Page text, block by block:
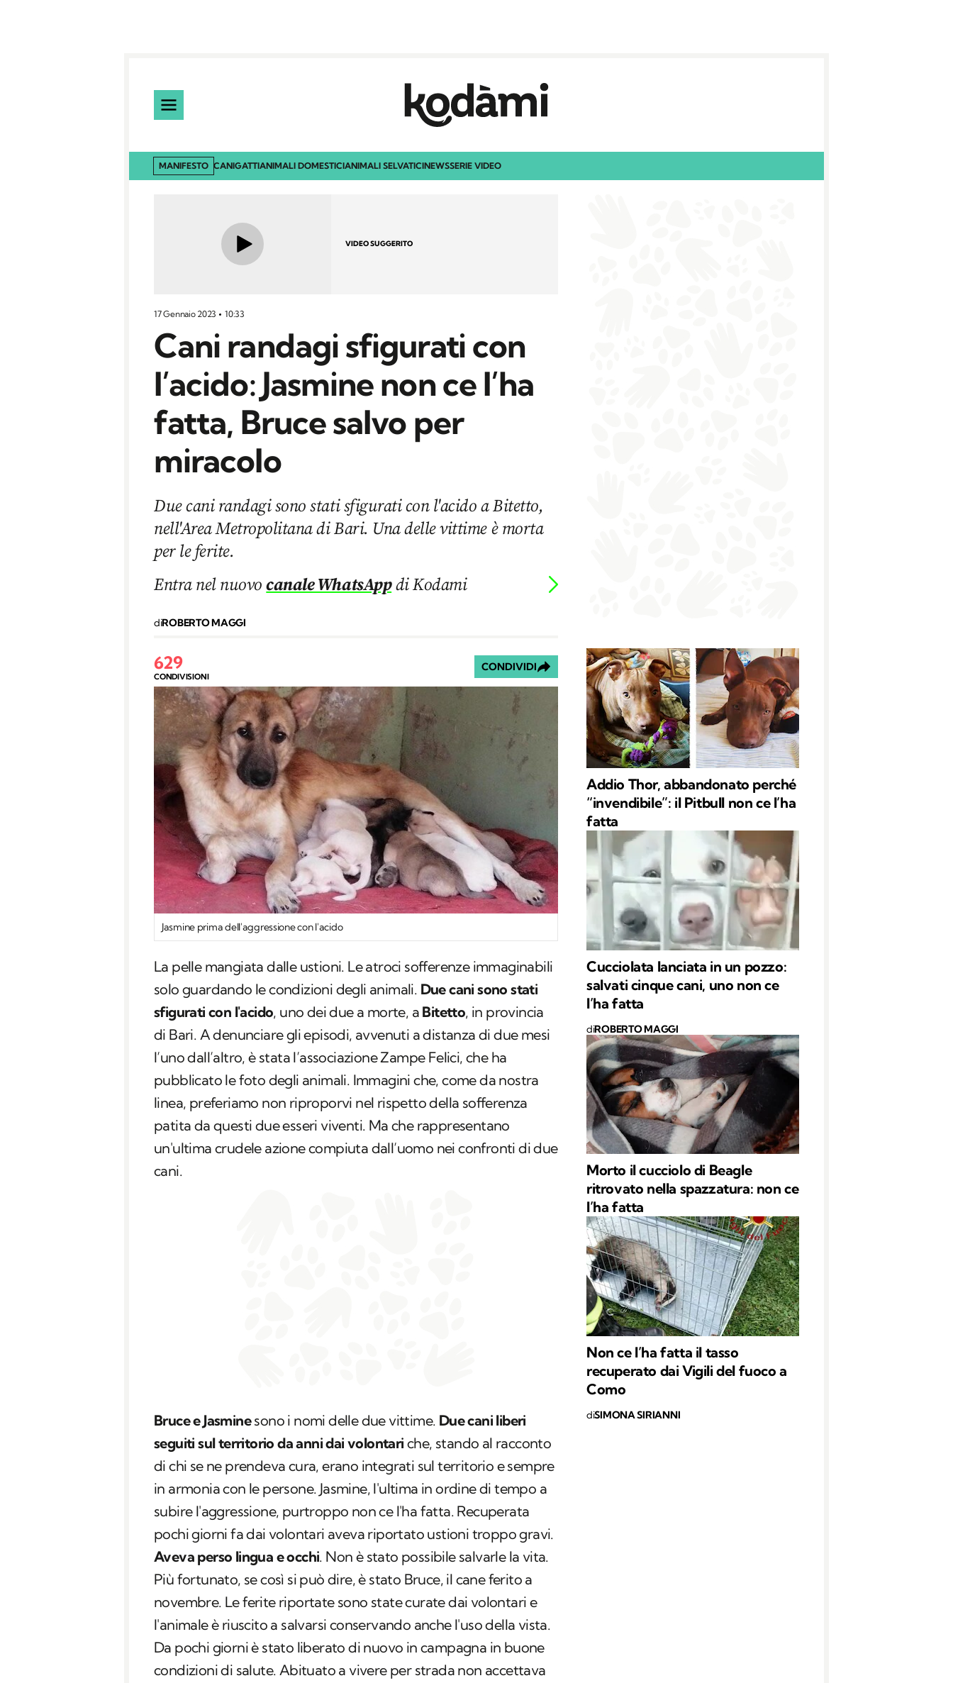
MANIFESTO CANIGATTIANIMALI DOMESTICIANIMALI SELVATICINEWSSERIE VIDEO
VIDEO SUGGERITO
17 Gennaio 2023 10:33
Cani randagi sfigurati con
l’acido: Jasmine non ce l’ha
fatta, Bruce salvo per
miracolo
Due cani randagi sono stati sfigurati con l'acido a Bitetto,
nell'Area Metropolitana di Bari. Una delle vittime è morta
per le ferite.
Entra nel nuovocanale WhatsAppdi Kodami
diROBERTO MAGGI
629
CONDIVISIONI
CONDIVIDI
Jasmine prima dell'aggressione con l'acido
La pelle mangiata dalle ustioni. Le atroci sofferenze immaginabili
solo guardando le condizioni degli animali. Due cani sono stati
sfigurati con l'acido, uno dei due a morte, a Bitetto, in provincia
di Bari. A denunciare gli episodi, avvenuti a distanza di due mesi
l’uno dall’altro, è stata l’associazione Zampe Felici, che ha
pubblicato le foto degli animali. Immagini che, come da nostra
linea, preferiamo non riproporvi nel rispetto della sofferenza
patita da questi due esseri viventi. Ma che rappresentano
un'ultima crudele azione compiuta dall’uomo nei confronti di due
cani.
Bruce e Jasminesono i nomi delle due vittime. Due cani liberi
seguiti sul territorio da anni dai volontari che, stando al racconto
di chi se ne prendeva cura, erano integrati sul territorio e sempre
in armonia con le persone. Jasmine, l'ultima in ordine di tempo a
subire l'aggressione, purtroppo non ce l'ha fatta. Recuperata
pochi giorni fa dai volontari aveva riportato ustioni troppo gravi.
Aveva perso lingua e occhi. Non è stato possibile salvarle la vita.
Più fortunato, se così si può dire, è stato Bruce, il cane ferito a
novembre. Le ferite riportate sono state curate dai volontari e
l'animale è riuscito a salvarsi conservando anche l'uso della vista.
Da pochi giorni è stato liberato di nuovo in campagna in buone
condizioni di salute. Abituato a vivere per strada non accettava
Addio Thor, abbandonato perché
“invendibile”: il Pitbull non ce l’ha
fatta
Cucciolata lanciata in un pozzo:
salvati cinque cani, uno non ce
l’ha fatta
diROBERTO MAGGI
Morto il cucciolo di Beagle
ritrovato nella spazzatura: non ce
l’ha fatta
Non ce l’ha fatta il tasso
recuperato dai Vigili del fuoco a
Como
diSIMONA SIRIANNI